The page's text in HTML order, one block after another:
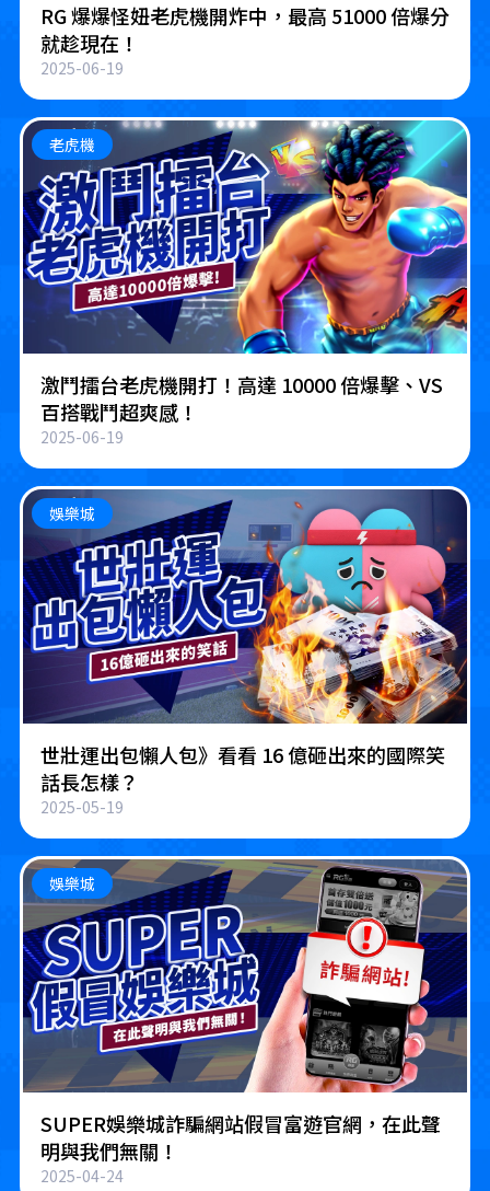
RG 爆爆怪妞老虎機開炸中，最高 51000 倍爆分
就趁現在！
2025-06-19
老虎機
激鬥擂台老虎機開打！高達 10000 倍爆擊、VS
百搭戰鬥超爽感！
2025-06-19
娛樂城
世壯運出包懶人包》看看 16 億砸出來的國際笑
話長怎樣？
2025-05-19
娛樂城
SUPER娛樂城詐騙網站假冒富遊官網，在此聲
明與我們無關！
2025-04-24